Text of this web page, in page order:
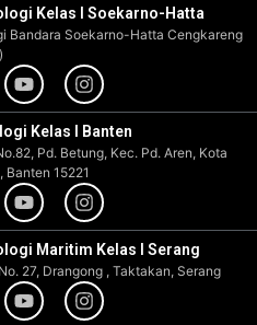
Kelas I Soekarno-Hatta
Bandara Soekarno-Hatta Cengkareng
Kelas I Banten
Pd. Betung, Kec. Pd. Aren, Kota
Banten 15221
Maritim Kelas I Serang
27, Drangong , Taktakan, Serang